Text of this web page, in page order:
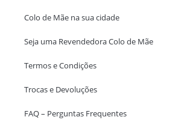
Colo de Mãe na sua cidade
Seja uma Revendedora Colo de Mãe
Termos e Condições
Trocas e Devoluções
FAQ – Perguntas Frequentes